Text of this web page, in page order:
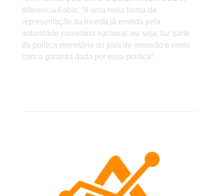
diferencia Fabio, “é uma nova forma de
representação da moeda já emitida pela
autoridade monetária nacional, ou seja, faz parte
da política monetária do país de emissão e conta
com a garantia dada por essa política”.